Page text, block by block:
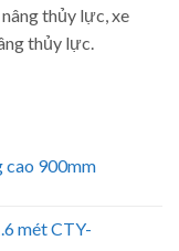
thủy lực, xe
thủy lực.
cao 900mm
mét CTY-